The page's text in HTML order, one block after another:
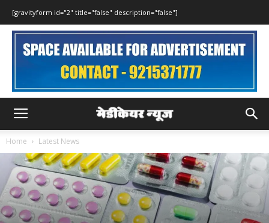
[gravityform id="2" title="false" description="false"]
Home Latest News